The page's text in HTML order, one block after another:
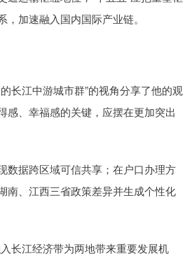
加速融入国内国际产业链。
江中游城市群”的视角分享了他的观
感、幸福感的关键，应摆在更加突出
据跨区域可信共享；在户口办理方
南、江西三省政策差异并生成个性化
长江经济带为两地带来重要发展机